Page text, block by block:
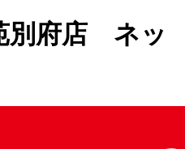
別府店 ネッ